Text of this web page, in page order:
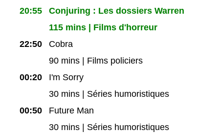
20:55Conjuring : Les dossiers Warren
115 mins | Films d'horreur
22:50Cobra
90 mins | Films policiers
00:20I'm Sorry
30 mins | Séries humoristiques
00:50Future Man
30 mins | Séries humoristiques